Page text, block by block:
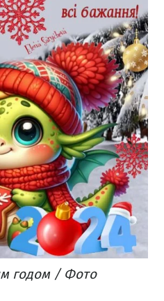
годом / Фото